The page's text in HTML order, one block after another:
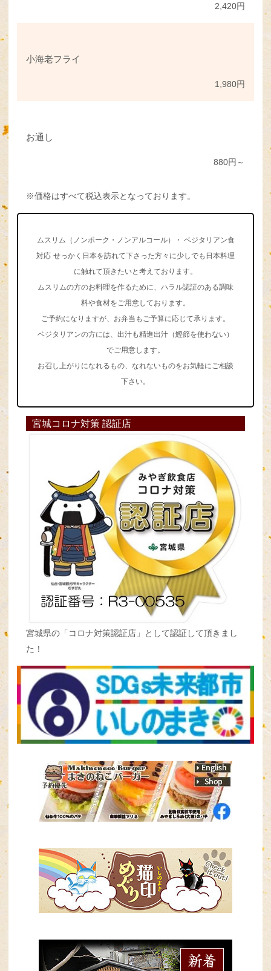
2,420円
小海老フライ
1,980円
お通し
880円～
※価格はすべて税込表示となっております。
ムスリム（ノンポーク・ノンアルコール）・ ベジタリアン食
対応 せっかく日本を訪れて下さった方々に少しでも日本料理
に触れて頂きたいと考えております。
ムスリムの方のお料理を作るために、ハラル認証のある調味
料や食材をご用意しております。
ご予約になりますが、お弁当もご予算に応じて承ります。
ベジタリアンの方には、出汁も精進出汁（鰹節を使わない）
でご用意します。
お召し上がりになれるもの、なれないものをお気軽にご相談
下さい。
宮城コロナ対策 認証店
宮城県の「コロナ対策認証店」として認証して頂きまし
た！